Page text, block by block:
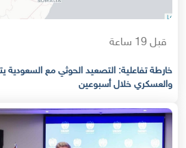
قبل 19 ساعة
خارطة تفاعلية: التصعيد الحوثي مع السعودية
والعسكري خلال أسبوعين